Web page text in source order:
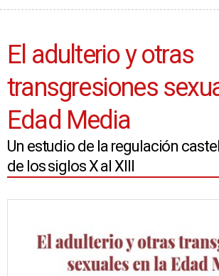
El adulterio y otras
transgresiones
Edad Media
Un estudio de la regulación
de los siglos X al XIII